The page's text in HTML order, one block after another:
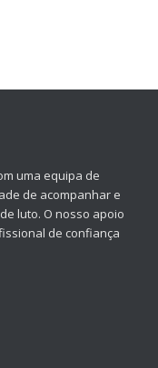
uma equipa de
de acompanhar e
luto. O nosso apoio
de confiança